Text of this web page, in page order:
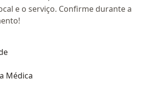
e o serviço. Confirme durante a
Médica